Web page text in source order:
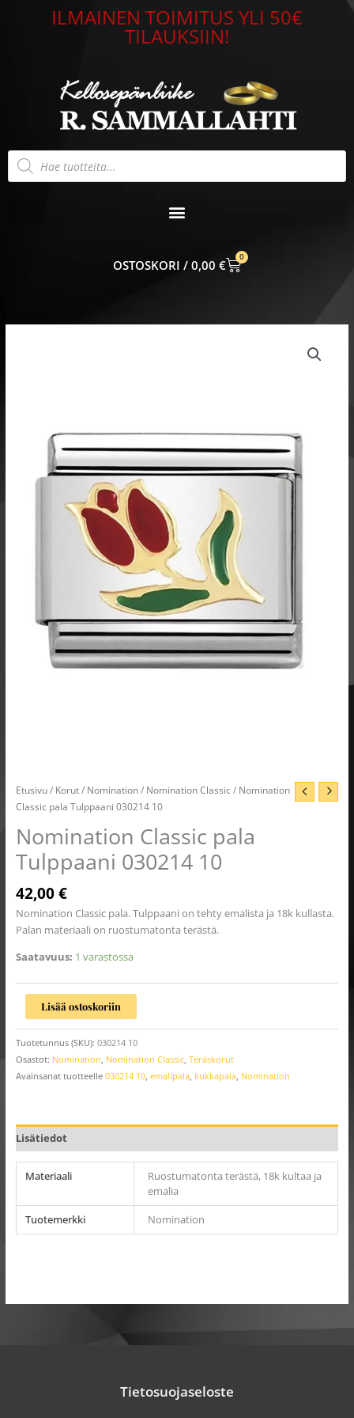
ILMAINEN TOIMITUS YLI 50€
TILAUKSIIN!
Products
search
0,00 €
0
CART
Etusivu/ Korut/ Nomination/ Nomination Classic/ Nomination
Classic pala Tulppaani 030214 10
Nomination Classic pala
Tulppaani 030214 10
42,00€
Nomination Classic pala. Tulppaani on tehty emalista ja 18k kullasta.
Palan materiaali on ruostumatonta terästä.
Saatavuus: 1 varastossa
Lisää ostoskoriin
Tuotetunnus (SKU): 030214 10
Osastot: Nomination, Nomination Classic, Teräskorut
Avainsanat tuotteelle 030214 10, emalipala, kukkapala, Nomination
Lisätiedot
Materiaali
Ruostumatonta terästä, 18k kultaa ja
emalia
Tuotemerkki
Nomination
Tietosuojaseloste